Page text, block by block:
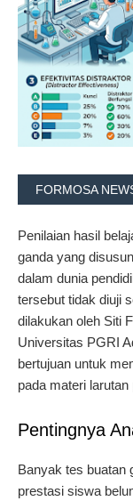
FORMOSA
Penilaian hasil
ganda yang
dalam dunia
tersebut tidak diuji
dilakukan oleh Siti
Universitas PGRI
bertujuan untuk
pada materi
Pentingnya
Banyak tes buatan
prestasi siswa